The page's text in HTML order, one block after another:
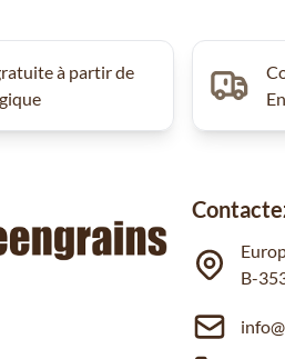
à partir de
B-